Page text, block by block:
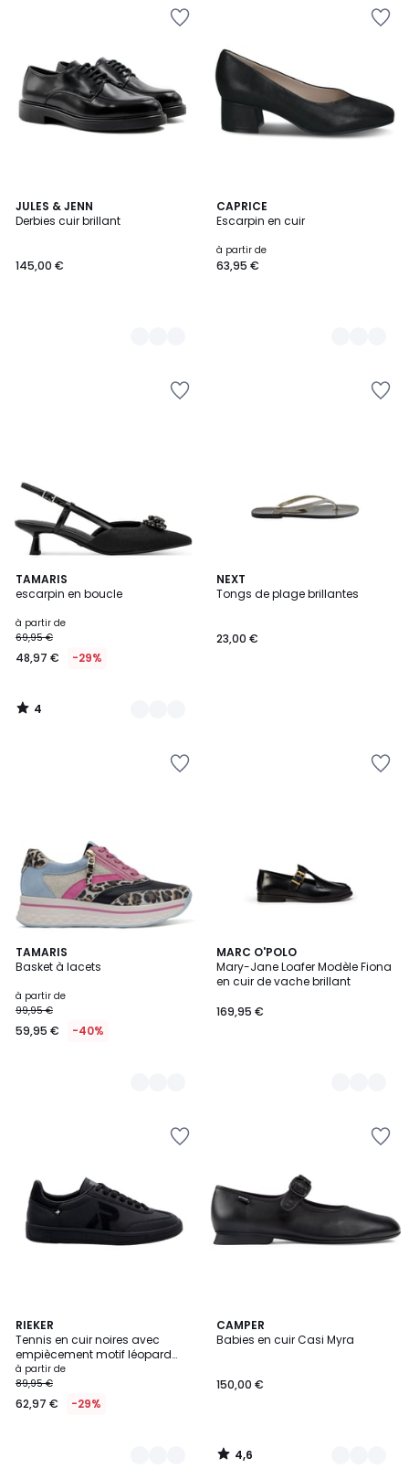
JULES & JENN
Derbies cuir brillant
145,00 €
2
Couleurs
CAPRICE
Escarpin en cuir
à partir de
63,95 €
4
Couleurs
TAMARIS
escarpin en boucle
à partir de
69,95 €
48,97 € -29%
4
/
4
Couleurs
4
/
NEXT
Tongs de plage brillantes
23,00 €
TAMARIS
Basket à lacets
à partir de
99,95 €
59,95 € -40%
5
Couleurs
MARC O'POLO
Mary-Jane Loafer Modèle Fiona
en cuir de vache brillant
169,95 €
2
Couleurs
RIEKER
Tennis en cuir noires avec
empiècement motif léopard
brillant
à partir de
89,95 €
62,97 € -29%
5
Couleurs
CAMPER
Babies en cuir Casi Myra
150,00 €
4,6
/ 5
4
Couleurs
4,6
/